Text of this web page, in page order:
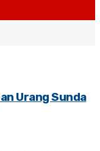
Urang Sunda